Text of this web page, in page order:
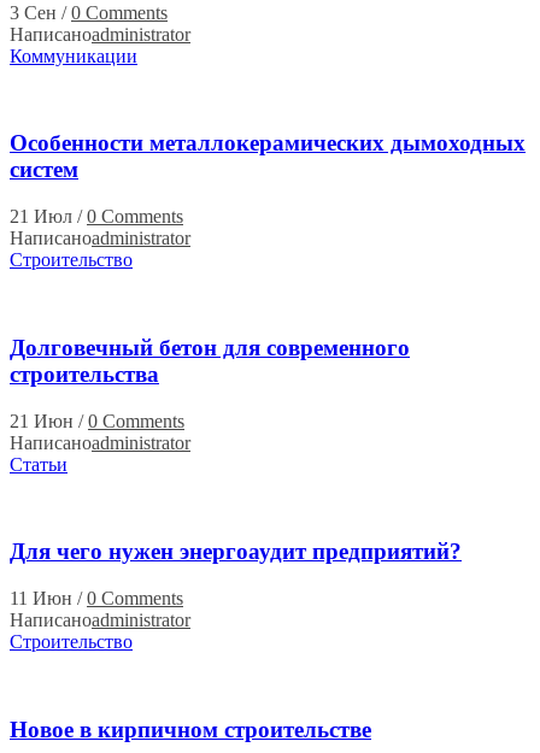
3 Сен / 0 Comments
Написаноadministrator
Коммуникации
Особенности металлокерамических дымоходных
систем
21 Июл / 0 Comments
Написаноadministrator
Строительство
Долговечный бетон для современного
строительства
21 Июн / 0 Comments
Написаноadministrator
Статьи
Для чего нужен энергоаудит предприятий?
11 Июн / 0 Comments
Написаноadministrator
Строительство
Новое в кирпичном строительстве